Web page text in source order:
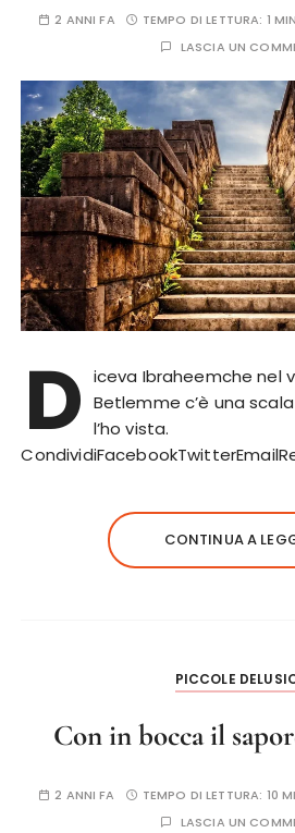
2 ANNI FA TEMPO DI LETTURA: 1
LASCIA UN
D iceva Ibraheemche nel
Betlemme c’è una
l’ho vista.
CONTINUA A
PICCOLE
Con in bocca il
2 ANNI FA TEMPO DI LETTURA: 10
LASCIA UN